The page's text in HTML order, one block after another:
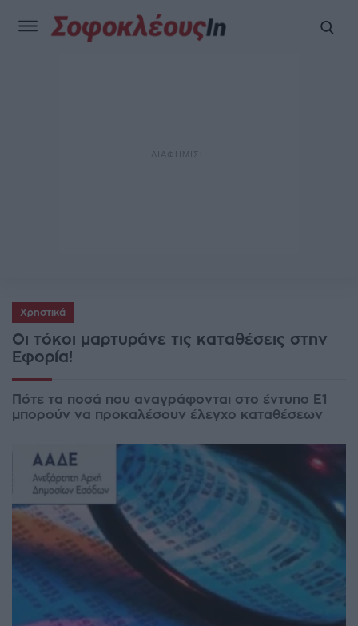
Χρηστικά
Οι τόκοι μαρτυράνε τις καταθέσεις στην
Εφορία!
Πότε τα ποσά που αναγράφονται στο έντυπο Ε1
μπορούν να προκαλέσουν έλεγχο καταθέσεων